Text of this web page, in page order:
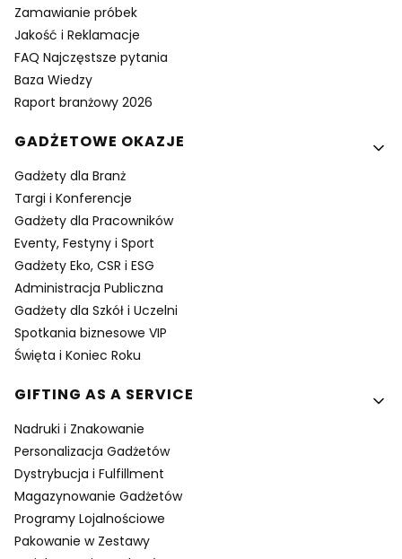
Zamawianie próbek
Jakość i Reklamacje
FAQ Najczęstsze pytania
Baza Wiedzy
Raport branżowy 2026
GADŻETOWE OKAZJE
Gadżety dla Branż
Targi i Konferencje
Gadżety dla Pracowników
Eventy, Festyny i Sport
Gadżety Eko, CSR i ESG
Administracja Publiczna
Gadżety dla Szkół i Uczelni
Spotkania biznesowe VIP
Święta i Koniec Roku
GIFTING AS A SERVICE
Nadruki i Znakowanie
Personalizacja Gadżetów
Dystrybucja i Fulfillment
Magazynowanie Gadżetów
Programy Lojalnościowe
Pakowanie w Zestawy